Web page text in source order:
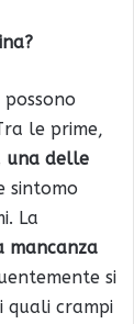
possono
le prime,
una delle
sintomo
La
mancanza
si
quali crampi